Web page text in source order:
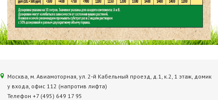
Москва, м. Авиамоторная, ул. 2‑й Кабельный проезд, д.1, к.2, 1 этаж, домик
у входа, офис 112 (напротив лифта)
Телефон +7 (495) 649 17 95